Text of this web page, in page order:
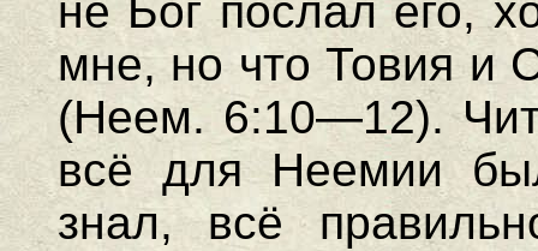
не Бог послал его,
мне, но что Товия и
(Неем. 6:10—12).
всё для Неемии
знал, всё